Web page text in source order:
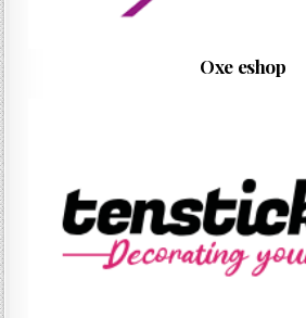
Oxe eshop